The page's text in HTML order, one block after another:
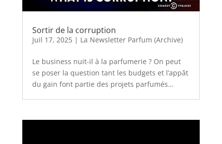
Sortir de la corruption
Juil 17, 2025| La Newsletter Parfum (Archive)
Le business nuit-il à la parfumerie ? On peut
se poser la question tant les budgets et l’appât
du gain font partie des projets parfumés…